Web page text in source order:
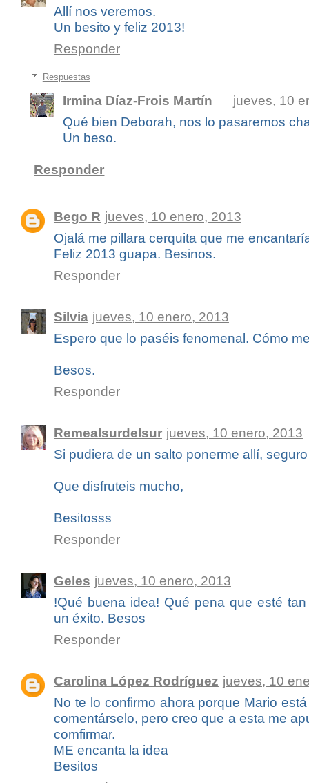
Allí nos veremos.
Un besito y feliz 2013!
Responder
Respuestas
Irmina Díaz-Frois Martín
jueves, 10
Qué bien Deborah, nos lo pasaremos
Un beso.
Responder
Bego R jueves, 10 enero, 2013
Ojalá me pillara cerquita que me
Feliz 2013 guapa. Besinos.
Responder
Silvia jueves, 10 enero, 2013
Espero que lo paséis fenomenal. Cómo
Besos.
Responder
Remealsurdelsur jueves, 10 enero, 2013
Si pudiera de un salto ponerme allí,
Que disfruteis mucho,
Besitosss
Responder
Geles jueves, 10 enero, 2013
!Qué buena idea! Qué pena que esté
un éxito. Besos
Responder
Carolina López Rodríguez jueves, 10
No te lo confirmo ahora porque Mario
comentárselo, pero creo que a esta me
comfirmar.
ME encanta la idea
Besitos